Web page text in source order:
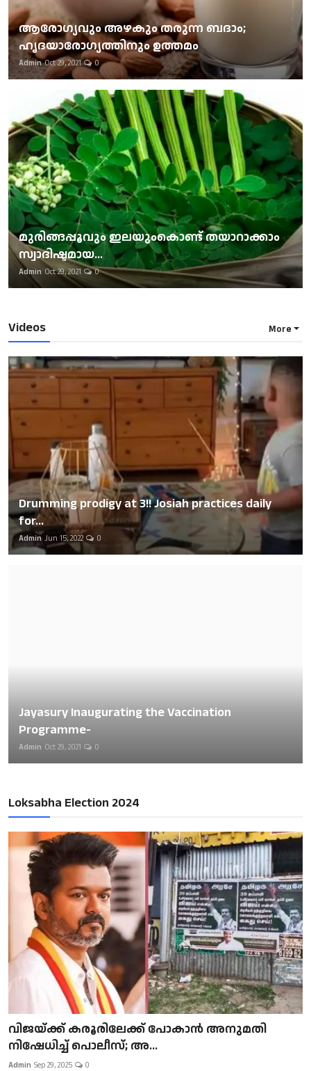
ആരോഗ്യവും അഴകും തരുന്ന ബദാം;
ഹൃദയാരോഗ്യത്തിനും ഉത്തമം
Admin Oct 29, 2021 0
മുരിങ്ങപ്പൂവും ഇലയുംകൊണ്ട് തയാറാക്കാം
സ്വാദിഷ്ടമായ...
Admin Oct 29, 2021 0
Videos More
Drumming prodigy at 3!! Josiah practices daily
for...
Admin Jun 15, 2022 0
Jayasury Inaugurating the Vaccination
Programme-
Admin Oct 29, 2021 0
Loksabha Election 2024
വിജയ്ക്ക് കരൂരിലേക്ക് പോകാൻ അനുമതി
നിഷേധിച്ച് പൊലീസ്; അ...
Admin Sep 29, 2025 0